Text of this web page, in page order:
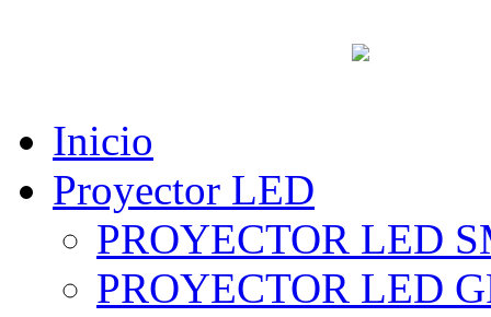
Inicio
Proyector LED
PROYECTOR LED
PROYECTOR LED